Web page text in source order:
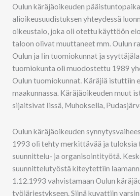
Oulun käräjäoikeuden
alioikeusuudistuksen yhteydessä
oikeustalo, joka oli otettu käyttöön
taloon olivat muuttaneet mm. Oulun
Oulun ja Iin tuomiokunnat ja
tuomiokunta oli muodostettu 1989
Oulun tuomiokunnat. Käräjiä istuttiin
maakunnassa. Käräjäoikeuden muut
sijaitsivat Iissä, Muhoksella,
Oulun käräjäoikeuden
1993 oli tehty merkittävää ja tuloksia
suunnittelu- ja organisointityötä.
suunnittelutyöstä kiteytettiin
1.12.1993 vahvistamaan Oulun
työjärjestykseen. Siinä kuvattiin